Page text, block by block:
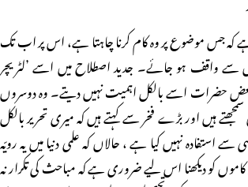
جس موضوع پر وہ کام کرنا چاہتا ہے، اس پر اب تک
سے واقف ہو جائے۔ جدید اصطلاح میں اسے ’لٹریچر
حضرات اسے بالکل اہمیت نہیں دیتے۔ وہ دوسروں
سمجھتے ہیں اور بڑے فخر سے کہتے ہیں کہ میری تحریر بالکل
استفادہ نہیں کیا ہے ، حالاں کہ علمی دنیا میں یہ رویّہ
کو دیکھنا اس لیے ضروری ہے کہ مباحث کی تکرار نہ